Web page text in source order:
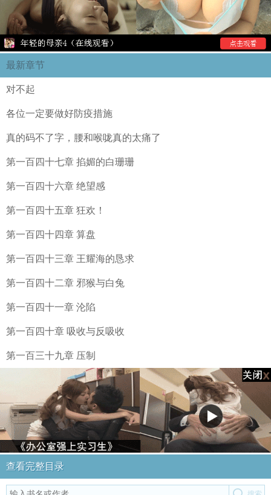
最新章节
对不起
各位一定要做好防疫措施
真的码不了字，腰和喉咙真的太痛了
第一百四十七章 掐媚的白珊珊
第一百四十六章 绝望感
第一百四十五章 狂欢！
第一百四十四章 算盘
第一百四十三章 王耀海的恳求
第一百四十二章 邪猴与白兔
第一百四十一章 沦陷
第一百四十章 吸收与反吸收
第一百三十九章 压制
查看完整目录